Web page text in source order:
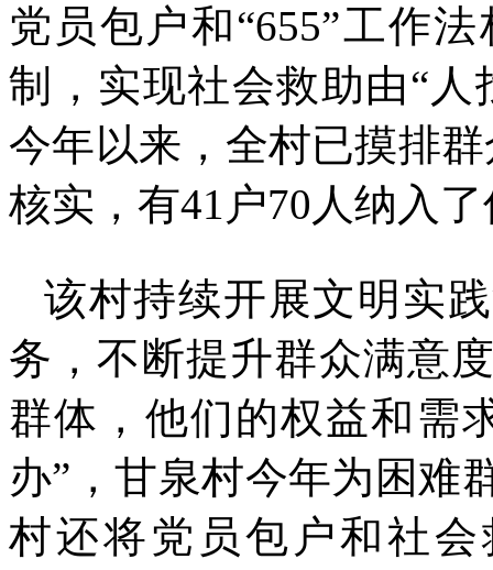
党员包户和“655”工作
制，实现社会救助由“人
今年以来，全村已摸排
核实，有41户70人纳入
该村持续开展文明实
务，不断提升群众满意
群体，他们的权益和需
办”，甘泉村今年为困难
村还将党员包户和社